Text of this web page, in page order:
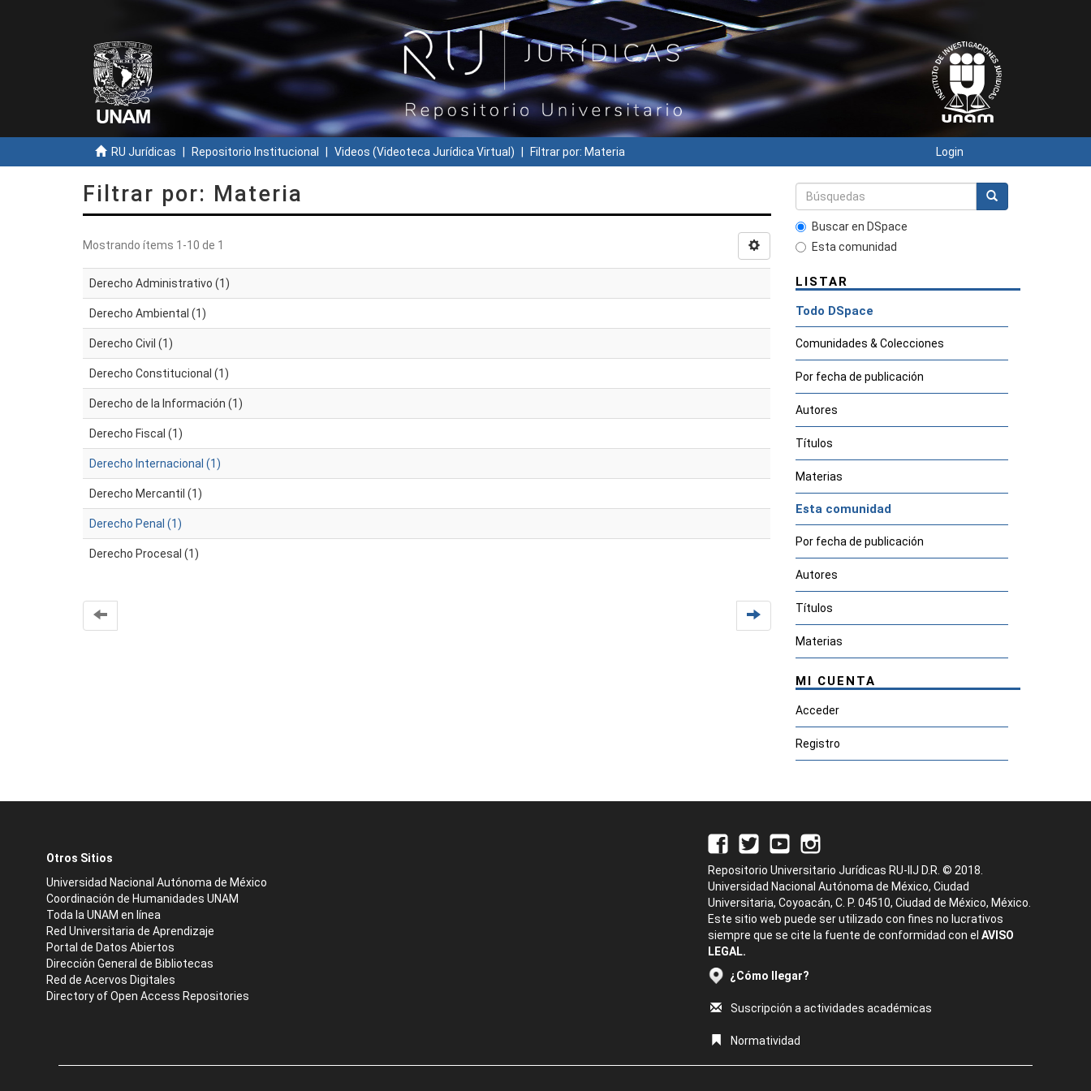
RU Jurídicas Repositorio Institucional Videos (Videoteca Jurídica Virtual) Filtrar por: Materia Login
Filtrar por: Materia
Mostrando ítems 1-10 de 1
Derecho Administrativo (1)
Derecho Ambiental (1)
Derecho Civil (1)
Derecho Constitucional (1)
Derecho de la Información (1)
Derecho Fiscal (1)
Derecho Internacional (1)
Derecho Mercantil (1)
Derecho Penal (1)
Derecho Procesal (1)
Buscar en DSpace
Esta comunidad
LISTAR
Todo DSpace
Comunidades & Colecciones
Por fecha de publicación
Autores
Títulos
Materias
Esta comunidad
Por fecha de publicación
Autores
Títulos
Materias
MI CUENTA
Acceder
Registro
Otros Sitios
Universidad Nacional Autónoma de México
Coordinación de Humanidades UNAM
Toda la UNAM en línea
Red Universitaria de Aprendizaje
Portal de Datos Abiertos
Dirección General de Bibliotecas
Red de Acervos Digitales
Directory of Open Access Repositories
Repositorio Universitario Jurídicas RU-IIJ D.R. © 2018.
Universidad Nacional Autónoma de México, Ciudad
Universitaria, Coyoacán, C. P. 04510, Ciudad de México, México.
Este sitio web puede ser utilizado con fines no lucrativos
siempre que se cite la fuente de conformidad con el AVISO
LEGAL.
¿Cómo llegar?
Suscripción a actividades académicas
Normatividad